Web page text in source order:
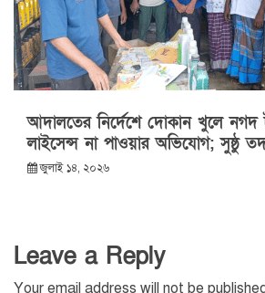
আদালতের নির্দেশে দোকান খুলে নগদ
লাইসেন্স না পাওয়ার অভিযোগ; সুষ্ঠু
জুলাই ১৪, ২০২৬
Leave a Reply
Your email address will not be